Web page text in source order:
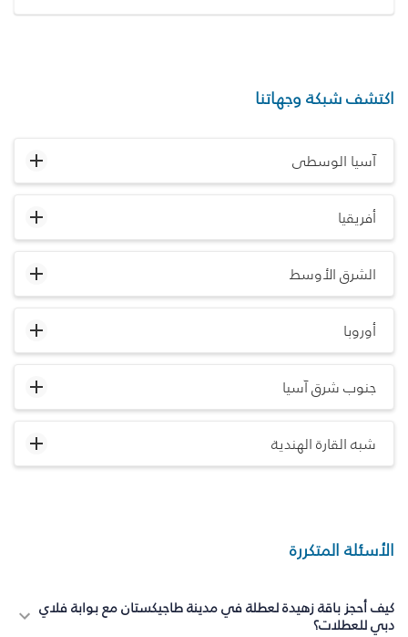
اكتشف شبكة وجهاتنا
آسيا الوسطى
أفريقيا
الشرق الأوسط
أوروبا
جنوب شرق آسيا
شبه القارة الهندية
الأسئلة المتكررة
كيف أحجز باقة زهيدة لعطلة في مدينة طاجيكستان مع بوابة فلاي
دبي للعطلات؟